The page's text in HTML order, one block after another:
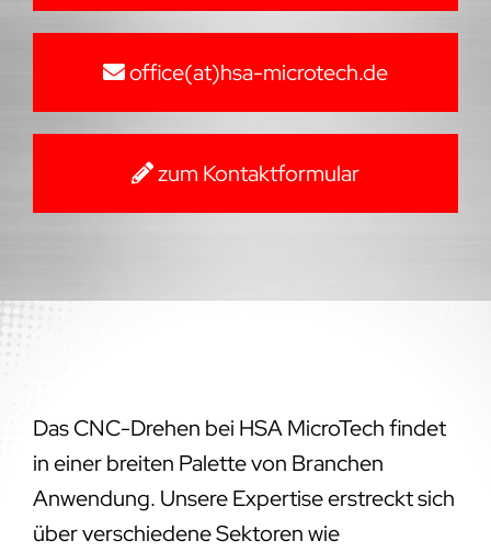
office(at)hsa-microtech.de
zum Kontaktformular
Das CNC-Drehen bei HSA MicroTech findet
in einer breiten Palette von Branchen
Anwendung. Unsere Expertise erstreckt sich
über verschiedene Sektoren wie